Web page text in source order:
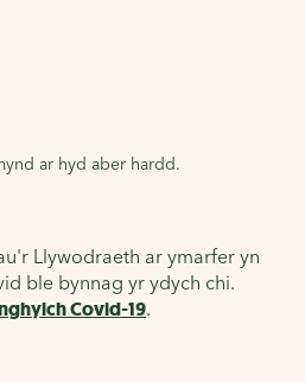
ar hyd aber hardd.
Llywodraeth ar ymarfer yn
ble bynnag yr ydych chi.
Covid-19.